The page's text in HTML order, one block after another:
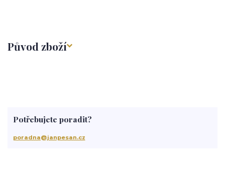
Původ zboží
Potřebujete poradit?
poradna@janpesan.cz